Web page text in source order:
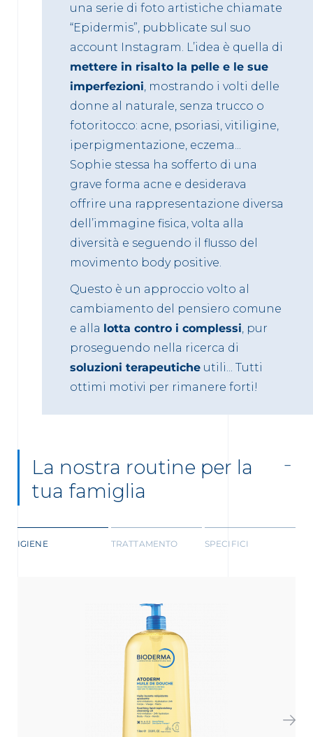
una serie di foto artistiche chiamate
“Epidermis”, pubblicate sul suo
account Instagram. L’idea è quella di
mettere in risalto la pelle e le sue
imperfezioni, mostrando i volti delle
donne al naturale, senza trucco o
fotoritocco: acne, psoriasi, vitiligine,
iperpigmentazione, eczema...
Sophie stessa ha sofferto di una
grave forma acne e desiderava
offrire una rappresentazione diversa
dell’immagine fisica, volta alla
diversità e seguendo il flusso del
movimento body positive.
Questo è un approccio volto al
cambiamento del pensiero comune
e alla lotta contro i complessi, pur
proseguendo nella ricerca di
soluzioni terapeutiche utili... Tutti
ottimi motivi per rimanere forti!
La nostra routine per la
tua famiglia
IGIENE TRATTAMENTO SPECIFICI